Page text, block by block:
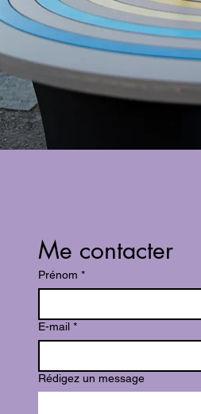
Me contacter
Prénom *
E-mail *
Rédigez un message